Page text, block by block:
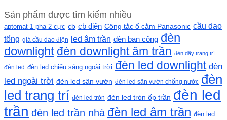
Sản phẩm được tìm kiếm nhiều
aptomat 1 pha 2 cực cb cb điện Công tắc ổ cắm Panasonic cầu dao
tổng giá cầu dao điện led âm trần đèn ban công đèn
downlight đèn downlight âm trần đèn dây trang trí
đèn led đèn led chiếu sáng ngoài trời đèn led downlight đèn
led ngoài trời đèn led sân vườn đèn led sân vườn chống nước đèn
led trang trí đèn led tròn đèn led tròn ốp trần đèn led
trần đèn led trần nhà đèn led âm trần đèn led